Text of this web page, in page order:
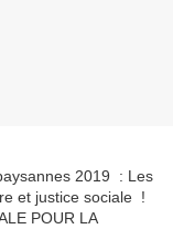
2019 : Les
et justice sociale !
POUR LA